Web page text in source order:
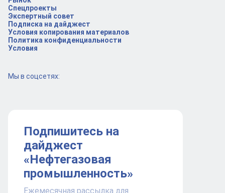
Спецпроекты
Экспертный совет
Подписка на дайджест
Условия копирования материалов
Политика конфиденциальности
Условия
Мы в соцсетях:
Подпишитесь на
дайджест
«Нефтегазовая
промышленность»
Ежемесячная рассылка для